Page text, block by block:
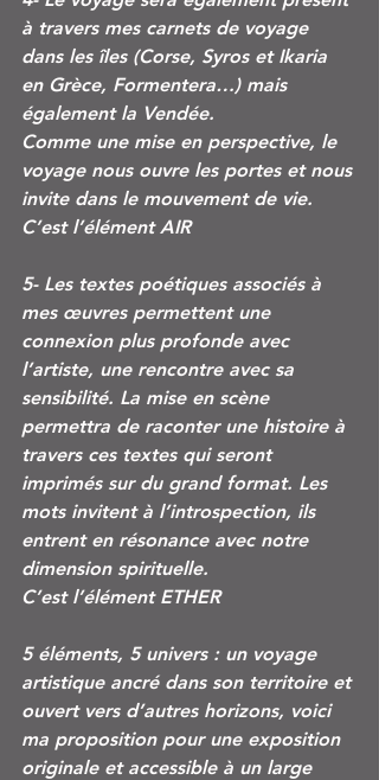
à travers mes carnets de voyage
dans les îles (Corse, Syros et Ikaria
en Grèce, Formentera…) mais
également la Vendée.
Comme une mise en perspective, le
voyage nous ouvre les portes et nous
invite dans le mouvement de vie.
C’est l’élément AIR
5- Les textes poétiques associés à
mes œuvres permettent une
connexion plus profonde avec
l’artiste, une rencontre avec sa
sensibilité. La mise en scène
permettra de raconter une histoire à
travers ces textes qui seront
imprimés sur du grand format. Les
mots invitent à l’introspection, ils
entrent en résonance avec notre
dimension spirituelle.
C’est l’élément ETHER
5 éléments, 5 univers : un voyage
artistique ancré dans son territoire et
ouvert vers d’autres horizons, voici
ma proposition pour une exposition
originale et accessible à un large